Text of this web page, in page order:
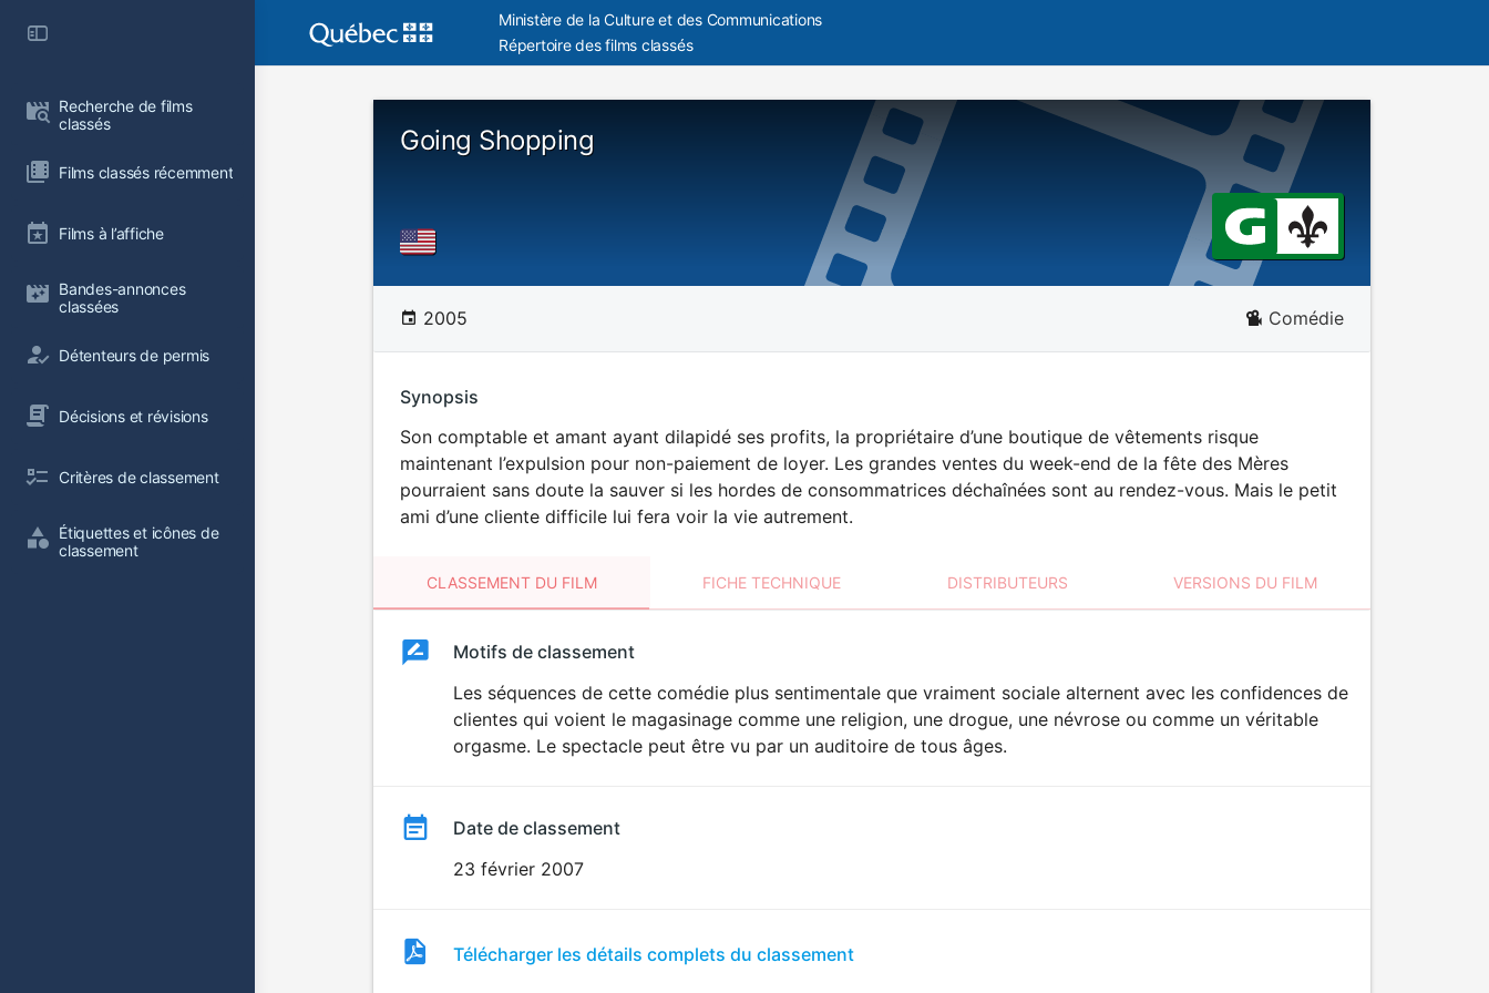
Recherche de films
classés
Films classés récemment
Films à l’affiche
Bandes-annonces
classées
Détenteurs de permis
Décisions et révisions
Critères de classement
Étiquettes et icônes de
classement
Ministère de la Culture et des Communications
Répertoire des films classés
Going Shopping
2005 Comédie
Synopsis
Son comptable et amant ayant dilapidé ses profits, la propriétaire d’une boutique de vêtements risque
maintenant l’expulsion pour non-paiement de loyer. Les grandes ventes du week-end de la fête des Mères
pourraient sans doute la sauver si les hordes de consommatrices déchaînées sont au rendez-vous. Mais le petit
ami d’une cliente difficile lui fera voir la vie autrement.
CLASSEMENT DU FILM FICHE TECHNIQUE DISTRIBUTEURS VERSIONS DU FILM
ClassementClassement
Motifs de classement
Les séquences de cette comédie plus sentimentale que vraiment sociale alternent avec les confidences de
clientes qui voient le magasinage comme une religion, une drogue, une névrose ou comme un véritable
orgasme. Le spectacle peut être vu par un auditoire de tous âges.
Date de classement
23 février 2007
Fichier
Télécharger les détails complets du classement